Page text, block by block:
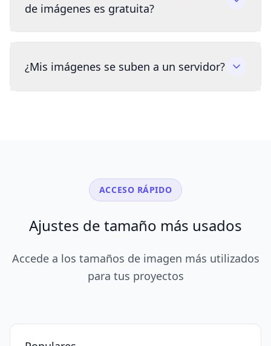
de imágenes es gratuita?
¿Mis imágenes se suben a un servidor?
ACCESO RÁPIDO
Ajustes de tamaño más usados
Accede a los tamaños de imagen más utilizados
para tus proyectos